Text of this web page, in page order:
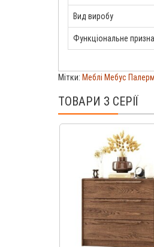
Вид виробу
Функціональне
Мітки: Меблі Мебус
ТОВАРИ З СЕРІЇ